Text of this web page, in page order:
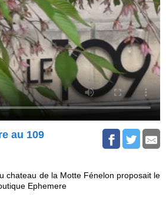
au 109
chateau de la Motte Fénelon proposait le
Ephemere